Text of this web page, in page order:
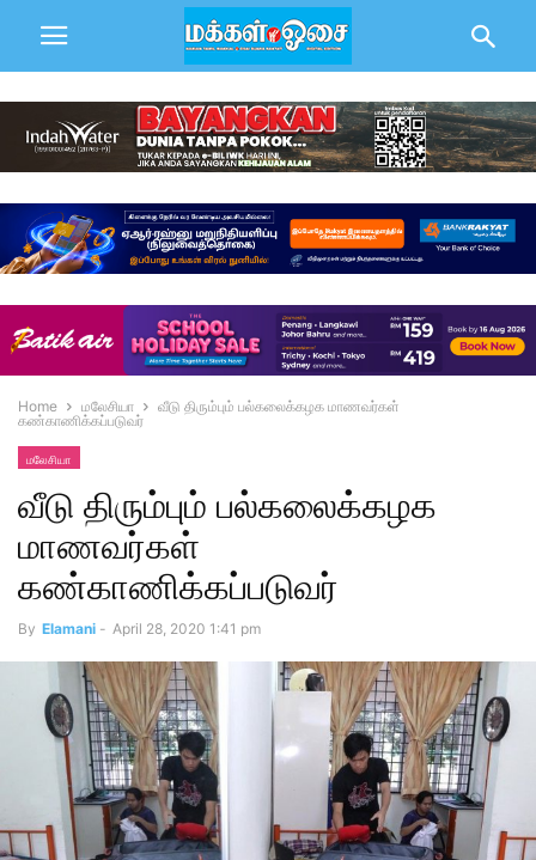
Home மலேசியா
வீடு திரும்பும் பல்கலைக்கழக மாணவர்கள்
கண்காணிக்கப்படுவர்
மலேசியா
வீடு திரும்பும் பல்கலைக்கழக
மாணவர்கள்
கண்காணிக்கப்படுவர்
By Elamani - April 28, 2020 1:41 pm